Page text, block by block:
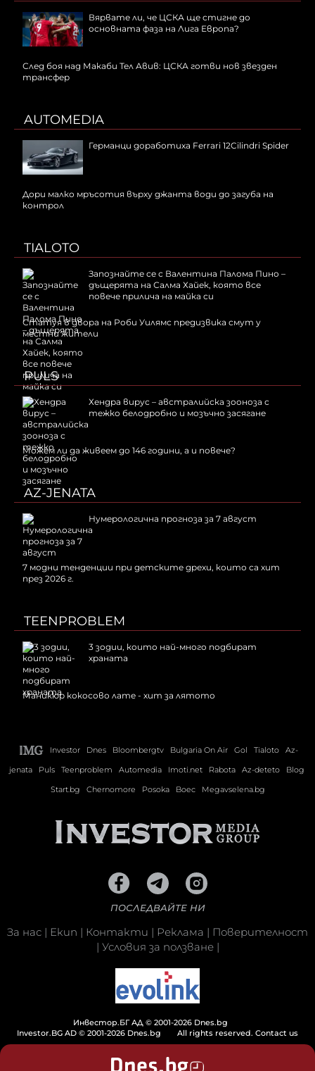
Вярвате ли, че ЦСКА ще стигне до
основната фаза на Лига Европа?
След боя над Макаби Тел Авив: ЦСКА готви нов звезден
трансфер
AUTOMEDIA
Германци доработиха Ferrari 12Cilindri Spider
Дори малко мръсотия върху джанта води до загуба на
контрол
TIALOTO
Запознайте се с Валентина Палома Пино –
дъщерята на Салма Хайек, която все
повече прилича на майка си
Статуя в двора на Роби Уилямс предизвика смут у
местни жители
PULS
Хендра вирус – австралийска зооноза с
тежко белодробно и мозъчно засягане
Можем ли да живеем до 146 години, а и повече?
AZ-JENATA
Нумерологична прогноза за 7 август
7 модни тенденции при детските дрехи, които са хит
през 2026 г.
TEENPROBLEM
3 зодии, които най-много подбират
храната
Маникюр кокосово лате - хит за лятото
Investor Dnes Bloombergtv Bulgaria On Air Gol Tialoto
Az-
jenata
Puls Teenproblem Automedia Imoti.net Rabota Az-deteto
Blog
Start.bg
Chernomore Posoka Boec Megavselena.bg
ПОСЛЕДВАЙТЕ НИ
За нас | Екип | Контакти | Реклама | Поверителност
| Условия за ползване|
Инвестор.БГ АД © 2001-2026 Dnes.bg
Investor.BG AD © 2001-2026 Dnes.bg
All rights reserved. Contact us